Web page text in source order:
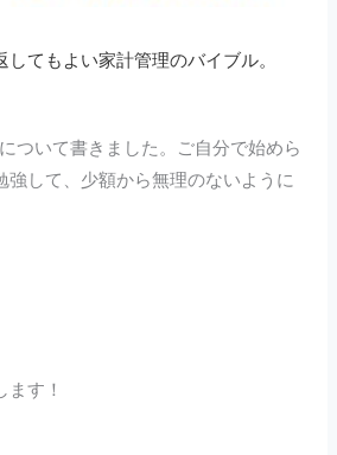
てもよい家計管理のバイブル。
ついて書きました。ご自分で始めら
強して、少額から無理のないように
す！